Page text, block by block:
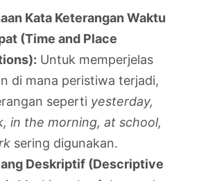
Kata Keterangan Waktu
(Time and Place
Untuk memperjelas
di mana peristiwa terjadi,
seperti yesterday,
in the morning, at school,
sering digunakan.
Deskriptif (Descriptive